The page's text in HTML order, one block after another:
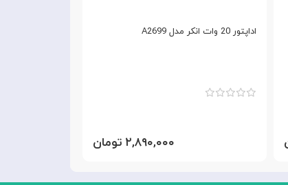
اداپتور 20 وات انکر مدل A2699
۲,۸۹۰,۰۰۰ تومان